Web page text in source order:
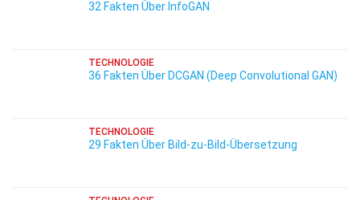
32 Fakten Über InfoGAN
TECHNOLOGIE
36 Fakten Über DCGAN (Deep Convolutional GAN)
TECHNOLOGIE
29 Fakten Über Bild-zu-Bild-Übersetzung